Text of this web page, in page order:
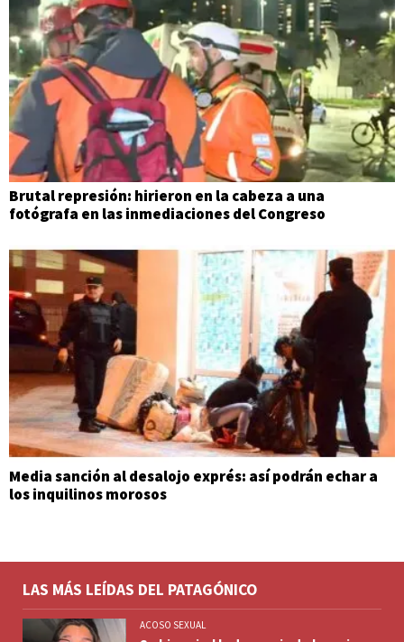
Brutal represión: hirieron en la cabeza a una
fotógrafa en las inmediaciones del Congreso
Media sanción al desalojo exprés: así podrán echar a
los inquilinos morosos
LAS MÁS LEÍDAS DEL PATAGÓNICO
ACOSO SEXUAL